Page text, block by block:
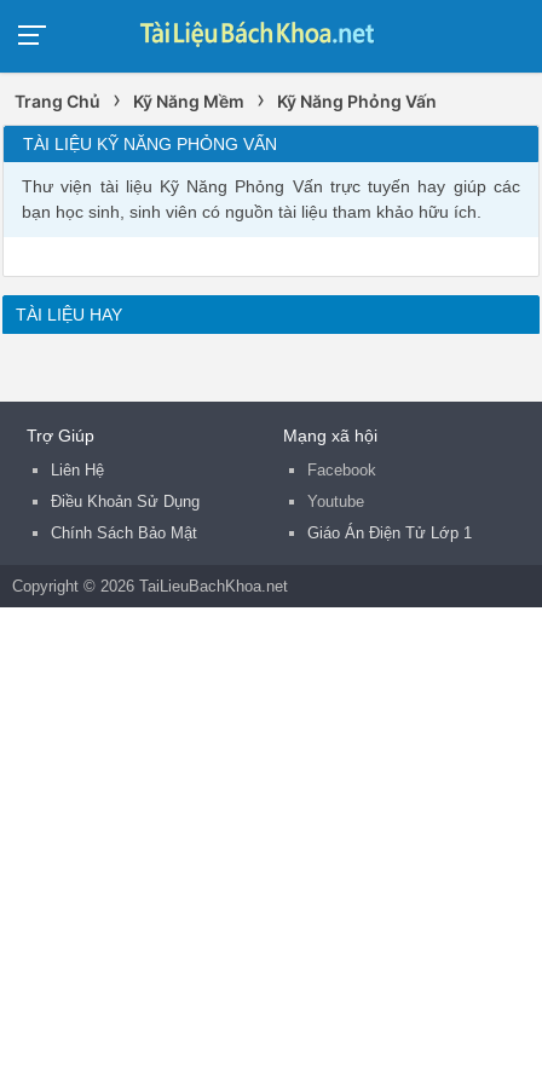
Trang Chủ › Kỹ Năng Mềm › Kỹ Năng Phỏng Vấn
TÀI LIỆU KỸ NĂNG PHỎNG VẤN
Thư viện tài liệu Kỹ Năng Phỏng Vấn trực tuyến hay giúp các
bạn học sinh, sinh viên có nguồn tài liệu tham khảo hữu ích.
TÀI LIỆU HAY
Trợ Giúp
Liên Hệ
Điều Khoản Sử Dụng
Chính Sách Bảo Mật
Mạng xã hội
Facebook
Youtube
Giáo Án Điện Tử Lớp 1
Copyright © 2026 TaiLieuBachKhoa.net